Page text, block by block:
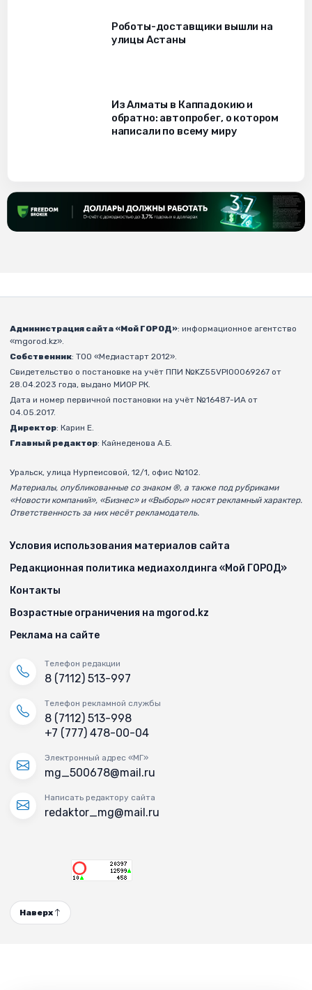
Роботы-доставщики вышли на
улицы Астаны
Из Алматы в Каппадокию и
обратно: автопробег, о котором
написали по всему миру
Администрация сайта «Мой ГОРОД»: информационное агентство
«mgorod.kz».
Собственник: ТОО «Медиастарт 2012».
Свидетельство о постановке на учёт ППИ №KZ55VPI00069267 от
28.04.2023 года, выдано МИОР РК.
Дата и номер первичной постановки на учёт №16487-ИА от
04.05.2017.
Директор: Карин Е.
Главный редактор: Кайнеденова А.Б.
Уральск, улица Нурпеисовой, 12/1, офис №102.
Материалы, опубликованные со знаком ®, а также под рубриками
«Новости компаний», «Бизнес» и «Выборы» носят рекламный характер.
Ответственность за них несёт рекламодатель.
Условия использования материалов сайта
Редакционная политика медиахолдинга «Мой ГОРОД»
Контакты
Возрастные ограничения на mgorod.kz
Реклама на сайте
Телефон редакции
8 (7112) 513-997
Телефон рекламной службы
8 (7112) 513-998
+7 (777) 478-00-04
Электронный адрес «МГ»
mg_500678@mail.ru
Написать редактору сайта
redaktor_mg@mail.ru
Наверх